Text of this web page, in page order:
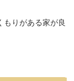
もりがある家が良